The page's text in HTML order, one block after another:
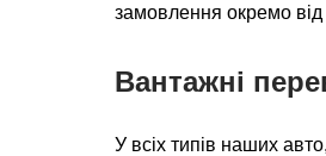
замовлення окремо від
Вантажні
У всіх типів наших